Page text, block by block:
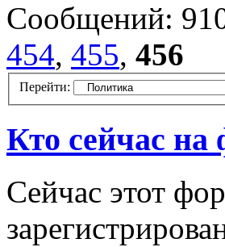
Сообщений:
454, 455, 456
Перейти:
Кто сейчас на
Сейчас этот